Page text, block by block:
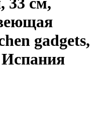
gadgets,
Испания